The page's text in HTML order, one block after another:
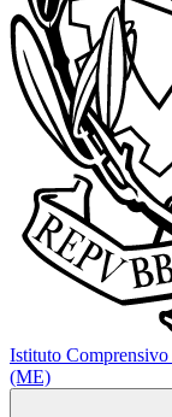
Istituto Comprensivo
(ME)